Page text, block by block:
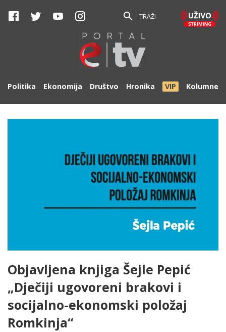
TRAŽI
Politika Ekonomija Društvo Hronika VIP Kolumne
Objavljena knjiga Šejle Pepić
„Dječiji ugovoreni brakovi i
socijalno-ekonomski položaj
Romkinja“